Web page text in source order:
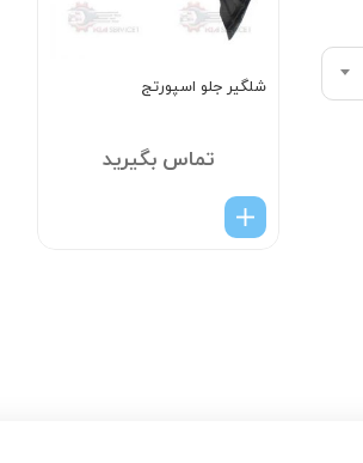
شلگیر جلو اسپورتج
تماس بگیرید